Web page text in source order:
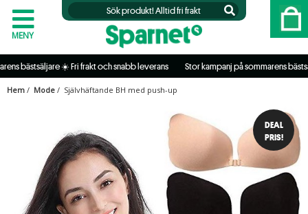
bästsäljare ☀️ Fri frakt och snabb leverans Stor kampanj på sommarens
Hem / Mode / Självhäftande BH med push-up
DEAL
PRIS!
MENY